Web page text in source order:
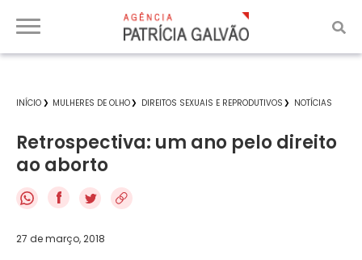
INÍCIO MULHERES DE OLHO DIREITOS SEXUAIS E REPRODUTIVOS NOTÍCIAS
Retrospectiva: um ano pelo direito
ao aborto
f
27 de março, 2018